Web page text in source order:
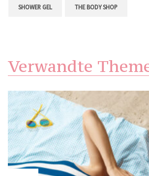
SHOWER GEL THE BODY SHOP
Verwandte